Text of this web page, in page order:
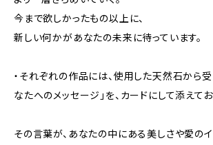
今まで欲しかったもの以上に、
新しい何かがあなたの未来に待っています。
・それぞれの作品には、使用した天然石から
なたへのメッセージ」を、カードにして添えて
その言葉が、あなたの中にある美しさや愛の